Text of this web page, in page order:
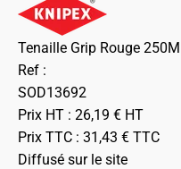
Tenaille Grip Rouge
Ref :
SOD13692
Prix HT : 26,19 € HT
Prix TTC : 31,43 € TTC
Diffusé sur le site